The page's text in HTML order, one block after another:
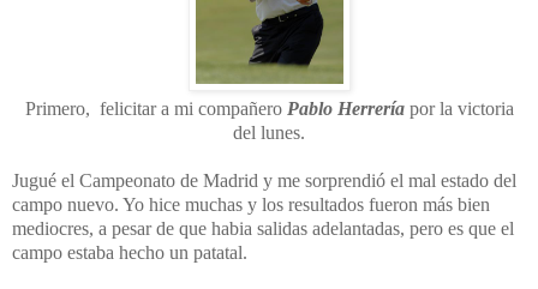
Primero, felicitar a mi compañero Pablo Herreríapor la victoria
del lunes.
Jugué el Campeonato de Madrid y me sorprendió el mal estado del
campo nuevo. Yo hice muchas y los resultados fueron más bien
mediocres, a pesar de que habia salidas adelantadas, pero es que el
campo estaba hecho un patatal.